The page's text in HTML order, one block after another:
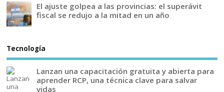
El ajuste golpea a las provincias: el superávit
fiscal se redujo a la mitad en un año
Tecnología
Lanzan una capacitación gratuita y abierta para
aprender RCP, una técnica clave para salvar
vidas